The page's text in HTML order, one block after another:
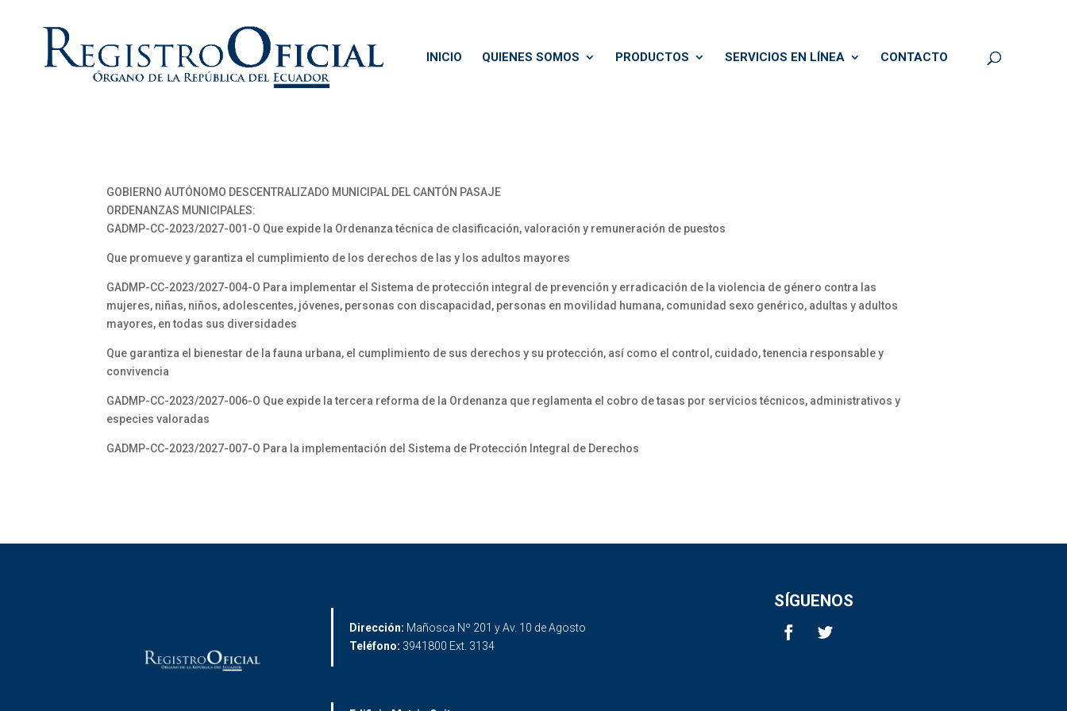
INICIO QUIENES SOMOS PRODUCTOS SERVICIOS EN LÍNEA CONTACTO
GOBIERNO AUTÓNOMO DESCENTRALIZADO MUNICIPAL DEL CANTÓN PASAJE
ORDENANZAS MUNICIPALES:
GADMP-CC-2023/2027-001-O Que expide la Ordenanza técnica de clasificación, valoración y remuneración de puestos
Que promueve y garantiza el cumplimiento de los derechos de las y los adultos mayores
GADMP-CC-2023/2027-004-O Para implementar el Sistema de protección integral de prevención y erradicación de la violencia de género contra las
mujeres, niñas, niños, adolescentes, jóvenes, personas con discapacidad, personas en movilidad humana, comunidad sexo genérico, adultas y adultos
mayores, en todas sus diversidades
Que garantiza el bienestar de la fauna urbana, el cumplimiento de sus derechos y su protección, así como el control, cuidado, tenencia responsable y
convivencia
GADMP-CC-2023/2027-006-O Que expide la tercera reforma de la Ordenanza que reglamenta el cobro de tasas por servicios técnicos, administrativos y
especies valoradas
GADMP-CC-2023/2027-007-O Para la implementación del Sistema de Protección Integral de Derechos
Dirección: Mañosca Nº 201 y Av. 10 de Agosto
Teléfono: 3941800 Ext. 3134
SÍGUENOS